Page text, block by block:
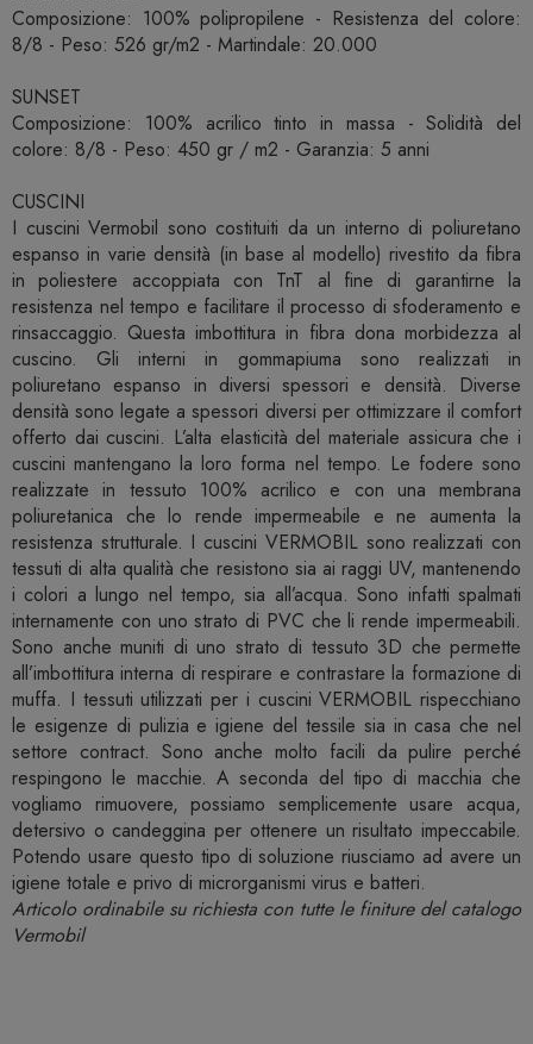
Composizione: 100% polipropilene - Resistenza del colore:
8/8 - Peso: 526 gr/m2 - Martindale: 20.000
SUNSET
Composizione: 100% acrilico tinto in massa - Solidità del
colore: 8/8 - Peso: 450 gr / m2 - Garanzia: 5 anni
CUSCINI
I cuscini Vermobil sono costituiti da un interno di poliuretano
espanso in varie densità (in base al modello) rivestito da fibra
in poliestere accoppiata con TnT al fine di garantirne la
resistenza nel tempo e facilitare il processo di sfoderamento e
rinsaccaggio. Questa imbottitura in fibra dona morbidezza al
cuscino. Gli interni in gommapiuma sono realizzati in
poliuretano espanso in diversi spessori e densità. Diverse
densità sono legate a spessori diversi per ottimizzare il comfort
offerto dai cuscini. L’alta elasticità del materiale assicura che i
cuscini mantengano la loro forma nel tempo. Le fodere sono
realizzate in tessuto 100% acrilico e con una membrana
poliuretanica che lo rende impermeabile e ne aumenta la
resistenza strutturale. I cuscini VERMOBIL sono realizzati con
tessuti di alta qualità che resistono sia ai raggi UV, mantenendo
i colori a lungo nel tempo, sia all’acqua. Sono infatti spalmati
internamente con uno strato di PVC che li rende impermeabili.
Sono anche muniti di uno strato di tessuto 3D che permette
all’imbottitura interna di respirare e contrastare la formazione di
muffa. I tessuti utilizzati per i cuscini VERMOBIL rispecchiano
le esigenze di pulizia e igiene del tessile sia in casa che nel
settore contract. Sono anche molto facili da pulire perché
respingono le macchie. A seconda del tipo di macchia che
vogliamo rimuovere, possiamo semplicemente usare acqua,
detersivo o candeggina per ottenere un risultato impeccabile.
Potendo usare questo tipo di soluzione riusciamo ad avere un
igiene totale e privo di microrganismi virus e batteri.
Articolo ordinabile su richiesta con tutte le finiture del catalogo
Vermobil